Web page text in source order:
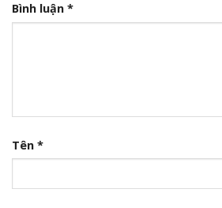
Bình luận *
Tên *